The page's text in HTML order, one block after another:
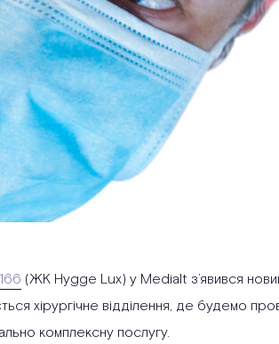
(ЖК Hygge Lux) у Medialt з’явився
хірургічне відділення, де будемо
комплексну послугу.